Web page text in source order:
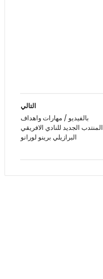
التالي
بالفيديو / مهارات واهداف
المنتدب الجديد للنادي الافريقي
البرازيلي برينو لورانو